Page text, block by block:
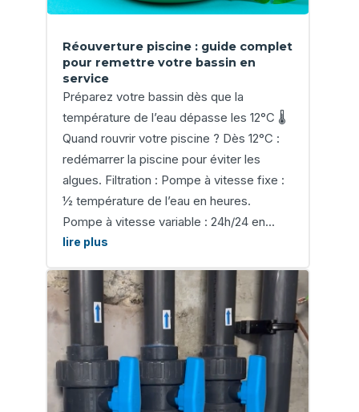
Réouverture piscine : guide complet
pour remettre votre bassin en
service
Préparez votre bassin dès que la
température de l’eau dépasse les 12°C 🌡️
Quand rouvrir votre piscine ? Dès 12°C :
redémarrer la piscine pour éviter les
algues. Filtration : Pompe à vitesse fixe :
½ température de l’eau en heures.
Pompe à vitesse variable : 24h/24 en...
lire plus